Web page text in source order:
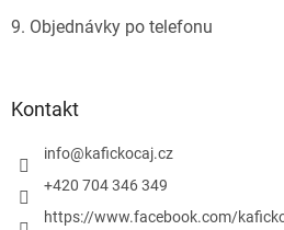
9. Objednávky po telefonu
Kontakt
info@kafickocaj.cz
+420 704 346 349
https://www.facebook.com/